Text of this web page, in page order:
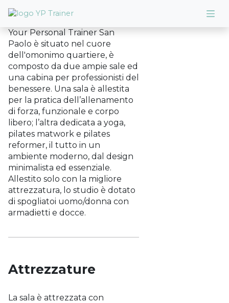
Your Personal Trainer San
Paolo è situato nel cuore
dell'omonimo quartiere, è
composto da due ampie sale ed
una cabina per professionisti del
benessere. Una sala è allestita
per la pratica dell’allenamento
di forza, funzionale e corpo
libero; l’altra dedicata a yoga,
pilates matwork e pilates
reformer, il tutto in un
ambiente moderno, dal design
minimalista ed essenziale.
Allestito solo con la migliore
attrezzatura, lo studio è dotato
di spogliatoi uomo/donna con
armadietti e docce.
Attrezzature
La sala è attrezzata con